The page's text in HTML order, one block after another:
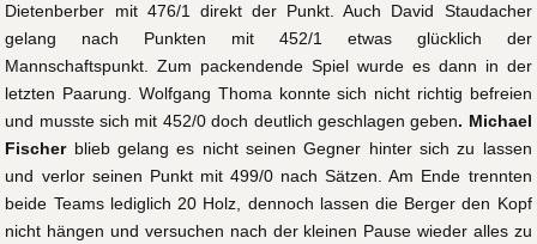
Dietenberber mit 476/1 direkt der Punkt. Auch David Staudacher
gelang nach Punkten mit 452/1 etwas glücklich der
Mannschaftspunkt. Zum packendende Spiel wurde es dann in der
letzten Paarung. Wolfgang Thoma konnte sich nicht richtig befreien
und musste sich mit 452/0 doch deutlich geschlagen geben. Michael
Fischerblieb gelang es nicht seinen Gegner hinter sich zu lassen
und verlor seinen Punkt mit 499/0 nach Sätzen. Am Ende trennten
beide Teams lediglich 20 Holz, dennoch lassen die Berger den Kopf
nicht hängen und versuchen nach der kleinen Pause wieder alles zu